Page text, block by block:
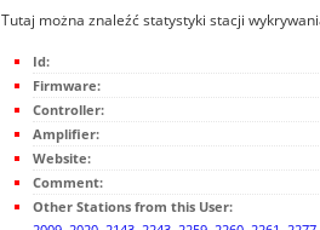
Tutaj można znaleźć statystyki stacji
Id:
Firmware:
Controller:
Amplifier:
Website:
Comment:
Other Stations from this User: